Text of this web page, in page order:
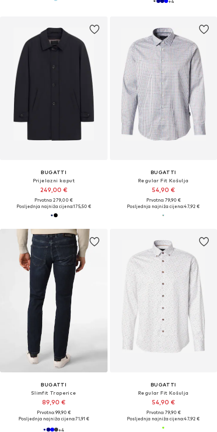
BUGATTI
Prijelazni kaput
249,00 €
Prvotno: 279,00 €
Posljednja najniža cijena:175,50 €
BUGATTI
Regular Fit Košulja
54,90 €
Prvotno: 79,90 €
Posljednja najniža cijena:47,92 €
BUGATTI
Slimfit Traperice
89,90 €
Prvotno: 99,90 €
Posljednja najniža cijena:71,91 €
+4
BUGATTI
Regular Fit Košulja
54,90 €
Prvotno: 79,90 €
Posljednja najniža cijena:47,92 €